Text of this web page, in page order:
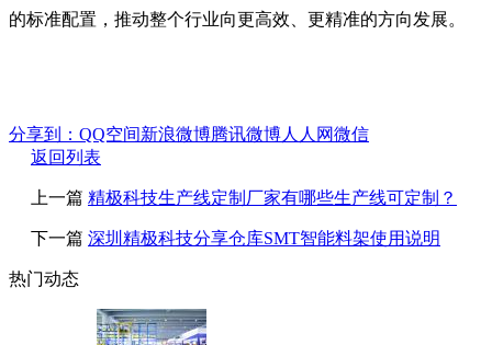
的标准配置，推动整个行业向更高效、更精准的方向发展。
分享到： QQ空间新浪微博腾讯微博人人网微信
返回列表
上一篇 精极科技生产线定制厂家有哪些生产线可定制？
下一篇 深圳精极科技分享仓库SMT智能料架使用说明
热门动态